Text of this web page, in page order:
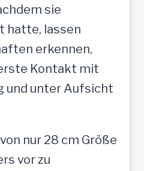
sie
hatte, lassen
erkennen,
Kontakt mit
und unter Aufsicht
nur 28 cm Größe
vor zu